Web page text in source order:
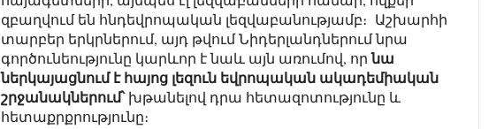
զբաղվում են հնդեվրոպական լեզվաբանությամբ։ Աշխարհի
տարբեր երկրներում, այդ թվում Նիդերլանդներում նրա
գործունեությունը կարևոր է նաև այն առումով, որնա
ներկայացնում է հայոց լեզուն եվրոպական ակադեմիական
շրջանակներում՝խթանելով դրա հետազոտությունը և
հետաքրքրությունը։